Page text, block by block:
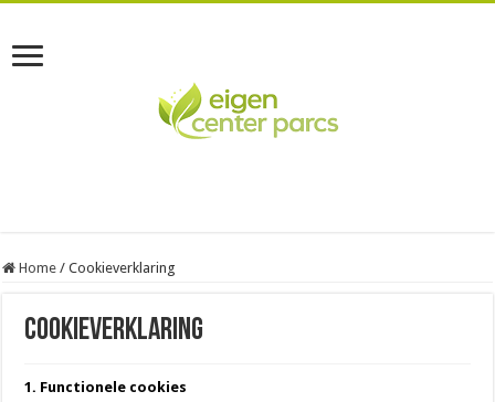
Home / Cookieverklaring
Cookieverklaring
1. Functionele cookies